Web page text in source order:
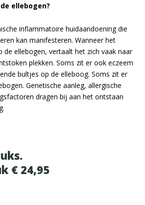
ellebogen?
inflammatoire huidaandoening die
kan manifesteren. Wanneer het
de ellebogen, vertaalt het zich vaak naar
plekken. Soms zit er ook eczeem
bultjes op de elleboog. Soms zit er
Genetische aanleg, allergische
dragen bij aan het ontstaan
€ 24,95